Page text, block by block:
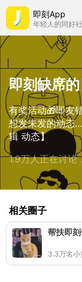
即刻App
年轻人的同好
即刻缺席
有奖活动🎁即友
想发未发的动态
辑 动态】
1.9万人正在讨
相关圈子
帮扶即
3.3万名小